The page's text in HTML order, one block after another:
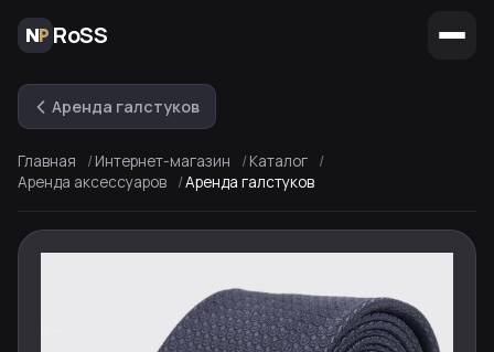
RoSS
Аренда галстуков
Главная Интернет-магазин
Каталог
Аренда аксессуаров
Аренда галстуков